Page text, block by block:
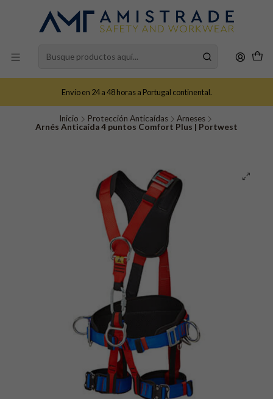
Envío en 24 a 48 horas a Portugal continental.
Inicio Protección Anticaídas
Arneses
Arnés Anticaída 4 puntos Comfort Plus | Portwest